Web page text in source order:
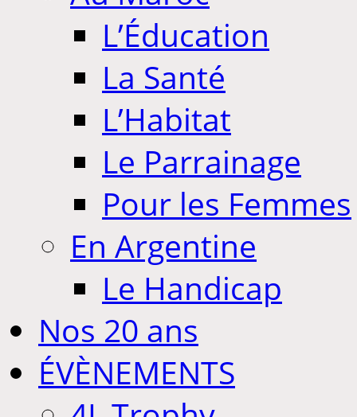
L’Éducation
La Santé
L’Habitat
Le Parrainage
Pour les Femmes
En Argentine
Le Handicap
Nos 20 ans
ÉVÈNEMENTS